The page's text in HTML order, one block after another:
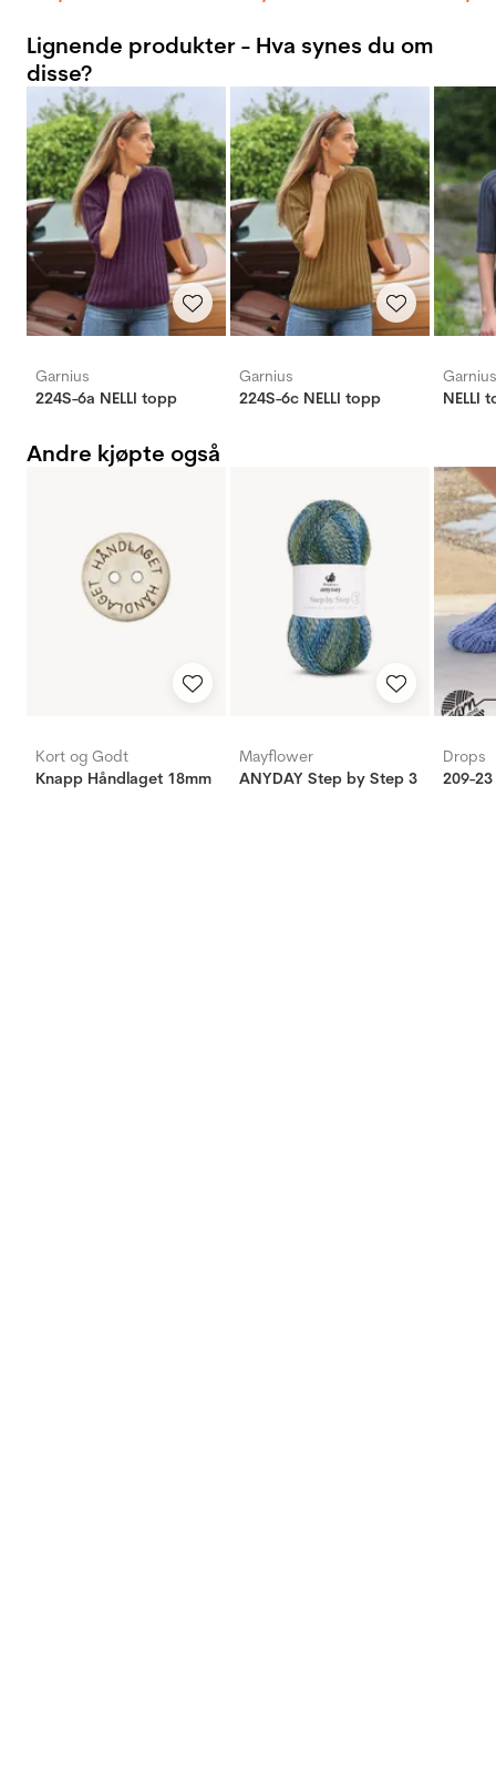
Lignende produkter - Hva synes du om
disse?
Garnius
224S-6a NELLI topp
Garnius
224S-6c NELLI topp
Garnius
NELLI
Andre kjøpte også
Kort og Godt
Knapp Håndlaget 18mm
Mayflower
ANYDAY Step by Step 3
Drops
209-